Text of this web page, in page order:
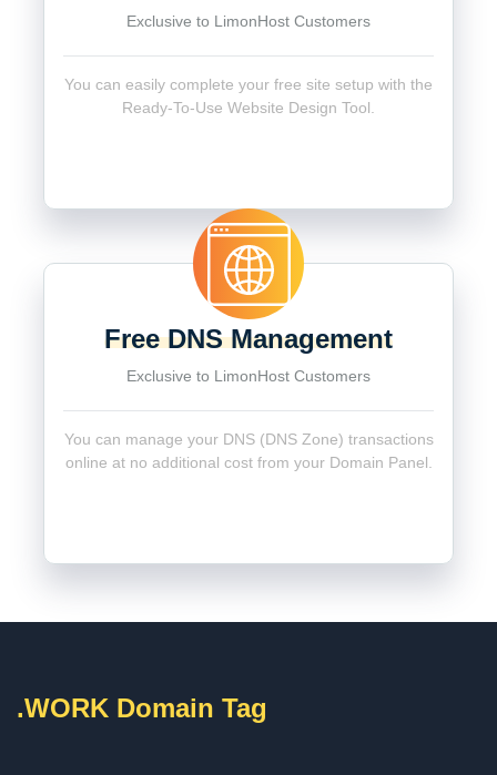
Exclusive to LimonHost Customers
You can easily complete your free site setup with the
Ready-To-Use Website Design Tool.
Free DNS Management
Exclusive to LimonHost Customers
You can manage your DNS (DNS Zone) transactions
online at no additional cost from your Domain Panel.
.WORK Domain Tag